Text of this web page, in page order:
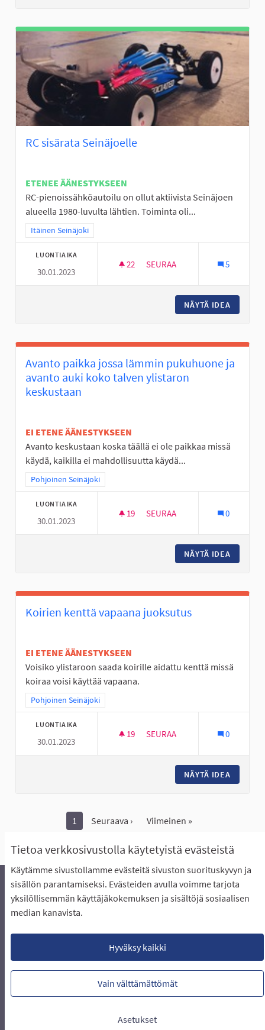
Tietoa verkkosivustolla käytetyistä evästeistä
Käytämme sivustollamme evästeitä sivuston suorituskyvyn ja
sisällön parantamiseksi. Evästeiden avulla voimme tarjota
yksilöllisemmän käyttäjäkokemuksen ja sisältöjä sosiaalisen
median kanavista.
Hyväksy kaikki
Vain välttämättömät
Asetukset
RC sisärata Seinäjoelle
ETENEE ÄÄNESTYKSEEN
RC-pienoissähköautoilu on ollut aktiivista Seinäjoen
alueella 1980-luvulta lähtien. Toiminta oli...
Rajaa tulokset teeman mukaan: Itäinen Seinäjoki
Itäinen Seinäjoki
LUONTIAIKA
30.01.2023
22 22 SEURAAJAA
SEURAA 5
NÄYTÄ IDEA
Avanto paikka jossa lämmin pukuhuone ja
avanto auki koko talven ylistaron
keskustaan
EI ETENE ÄÄNESTYKSEEN
Avanto keskustaan koska täällä ei ole paikkaa missä
käydä, kaikilla ei mahdollisuutta käydä...
Rajaa tulokset teeman mukaan: Pohjoinen Seinäjoki
Pohjoinen Seinäjoki
LUONTIAIKA
30.01.2023
19 19 SEURAAJAA
SEURAA 0
NÄYTÄ IDEA
Koirien kenttä vapaana juoksutus
EI ETENE ÄÄNESTYKSEEN
Voisiko ylistaroon saada koirille aidattu kenttä missä
koiraa voisi käyttää vapaana.
Rajaa tulokset teeman mukaan: Pohjoinen Seinäjoki
Pohjoinen Seinäjoki
LUONTIAIKA
30.01.2023
19 19 SEURAAJAA
SEURAA 0
NÄYTÄ IDEA
1 Seuraava › Viimeinen »
Näytä kaikki peruutetut ideat
Äänestyksen pikaohjeet
Usein kysytyt kysymykset
Näin äänestät Asukasbudjetissa
Lataa avoimet datatiedostot
Evästeasetukset
Verkkosivusto luotuvapaan ohjelmiston